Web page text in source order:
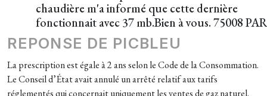
chaudière m'a informé que cette dernière
fonctionnait avec 37 mb.Bien à vous. 75008
REPONSE DE PICBLEU
La prescription est égale à 2 ans selon le Code de la Consommation.
Le Conseil d’État avait annulé un arrêté relatif aux tarifs
réglementés qui concernait uniquement les ventes de gaz naturel.